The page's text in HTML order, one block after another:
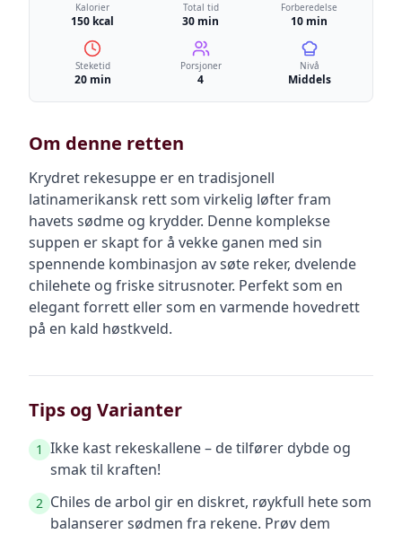
Kalorier
150 kcal
Total tid
30 min
Forberedelse
10 min
Steketid
20 min
Porsjoner
4
Nivå
Middels
Om denne retten
Krydret rekesuppe er en tradisjonell
latinamerikansk rett som virkelig løfter fram
havets sødme og krydder. Denne komplekse
suppen er skapt for å vekke ganen med sin
spennende kombinasjon av søte reker, dvelende
chilehete og friske sitrusnoter. Perfekt som en
elegant forrett eller som en varmende hovedrett
på en kald høstkveld.
Tips og Varianter
1 Ikke kast rekeskallene – de tilfører dybde og
smak til kraften!
2 Chiles de arbol gir en diskret, røykfull hete som
balanserer sødmen fra rekene. Prøv dem